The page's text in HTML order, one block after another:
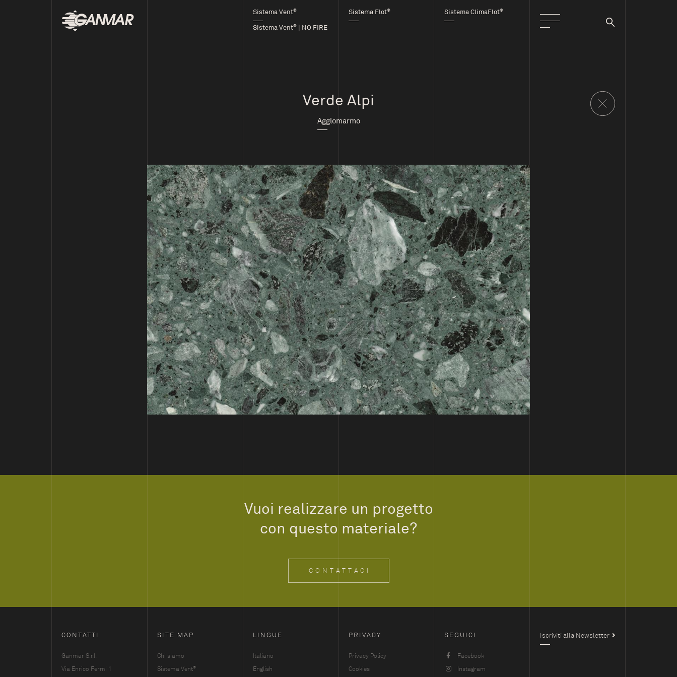
Sistema Vent®
Sistema Vent® | NO FIRE
Sistema Flot® Sistema ClimaFlot®
Verde Alpi
Agglomarmo
Vuoi realizzare un progetto
con questo materiale?
CONTATTACI
CONTATTI
Ganmar S.r.l.
Via Enrico Fermi 1
SITE MAP
Chi siamo
Sistema Vent®
LINGUE
Italiano
English
PRIVACY
Privacy Policy
Cookies
SEGUICI
Facebook
Instagram
Iscriviti alla Newsletter